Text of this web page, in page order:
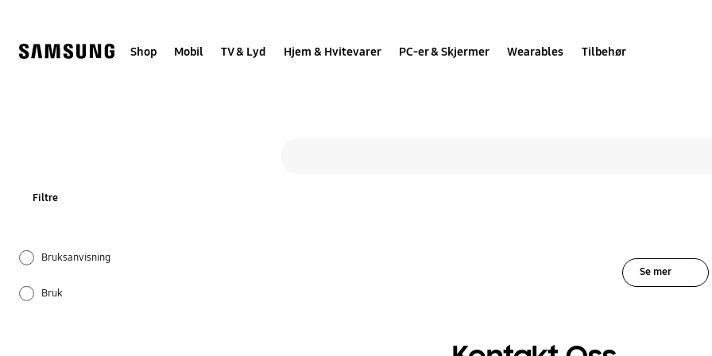
Shop Mobil TV & Lyd Hjem & Hvitevarer PC-er & Skjermer Wearables Tilbehør
Filtre
Bruksanvisning
Bruk
Se mer